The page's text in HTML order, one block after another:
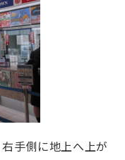
手側に地上へ上が